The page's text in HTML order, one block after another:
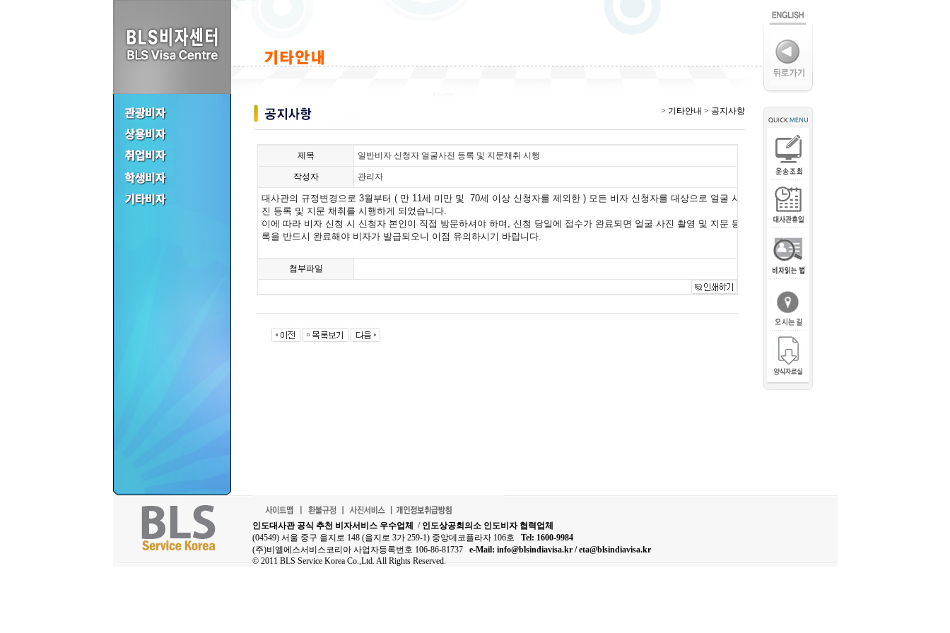
> 기타안내 > 공지사항
제목 일반비자 신청자 얼굴사진 등록 및 지문채취 시행
작성자 관리자
대사관의 규정변경으로 3월부터 ( 만 11세 미만 및 70세 이상 신청자를 제외한 ) 모든 비자 신청자를 대상으로 얼굴 사
진 등록 및 지문 채취를 시행하게 되었습니다.
이에 따라 비자 신청 시 신청자 본인이 직접 방문하셔야 하며, 신청 당일에 접수가 완료되면 얼굴 사진 촬영 및 지문 등
록을 반드시 완료해야 비자가 발급되오니 이점 유의하시기 바랍니다.
첨부파일
인도대사관 공식 추천 비자서비스 우수업체 / 인도상공회의소 인도비자 협력업체
(04549) 서울 중구 을지로 148 (을지로 3가 259-1) 중앙데코플라자 106호 Tel: 1600-9984
(주)비엘에스서비스코리아 사업자등록번호 106-86-81737 e-Mail: info@blsindiavisa.kr / eta@blsindiavisa.kr
© 2011 BLS Service Korea Co.,Ltd. All Rights Reserved.